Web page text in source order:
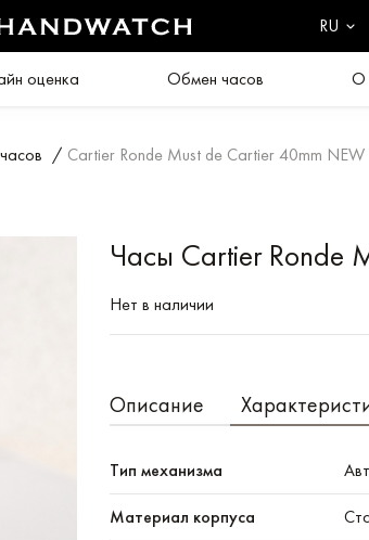
RU
оценка Обмен часов О
/ Cartier Ronde Must de Cartier 40mm NEW
Часы Cartier Ronde
Нет в наличии
Описание
Тип механизма
Материал корпуса